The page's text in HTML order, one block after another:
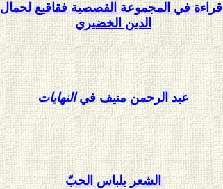
قراءة في المجموعة القصصية فقاقيع لحمال
الدين الخضيري
عبد الرحمن منيف فيالنهايات
الشعر بلباس الحبّ